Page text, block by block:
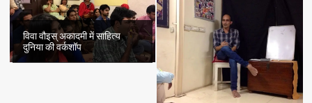
विवा वौइस् अकादमी में साहित्य
दुनिया की वर्कशॉप